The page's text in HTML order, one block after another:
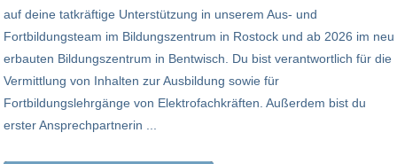
auf deine tatkräftige Unterstützung in unserem Aus- und
Fortbildungsteam im Bildungszentrum in Rostock und ab 2026 im neu
erbauten Bildungszentrum in Bentwisch. Du bist verantwortlich für die
Vermittlung von Inhalten zur Ausbildung sowie für
Fortbildungslehrgänge von Elektrofachkräften. Außerdem bist du
erster Ansprechpartnerin ...